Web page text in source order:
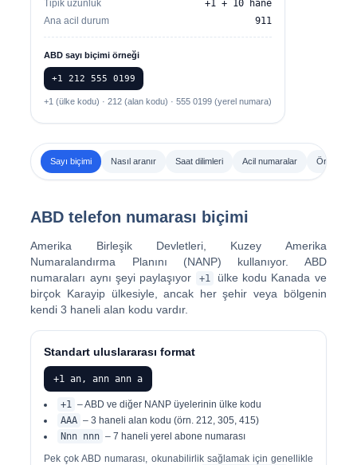
Tipik uzunluk
+1 + 10 hane
Ana acil durum
911
ABD sayı biçimi örneği
+1 212 555 0199
+1 (ülke kodu) · 212 (alan kodu) · 555 0199 (yerel numara)
Sayı biçimi Nasıl aranır Saat dilimleri Acil numaralar Örnek
ABD telefon numarası biçimi
Amerika Birleşik Devletleri, Kuzey Amerika
Numaralandırma Planını (NANP) kullanıyor. ABD
numaraları aynı şeyi paylaşıyor
+1
ülke kodu Kanada ve
birçok Karayip ülkesiyle, ancak her şehir veya bölgenin
kendi 3 haneli alan kodu vardır.
Standart uluslararası format
+1 an, ann ann a
+1 – ABD ve diğer NANP üyelerinin ülke kodu
AAA – 3 haneli alan kodu (örn. 212, 305, 415)
Nnn nnn – 7 haneli yerel abone numarası
Pek çok ABD numarası, okunabilirlik sağlamak için genellikle